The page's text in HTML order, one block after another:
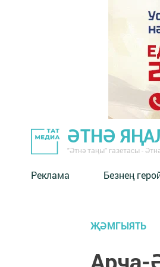
ӘТНӘ
"Әтнә таңы" газетасы -
Реклама Безнең
ҖӘМГЫЯТЬ
Арча-